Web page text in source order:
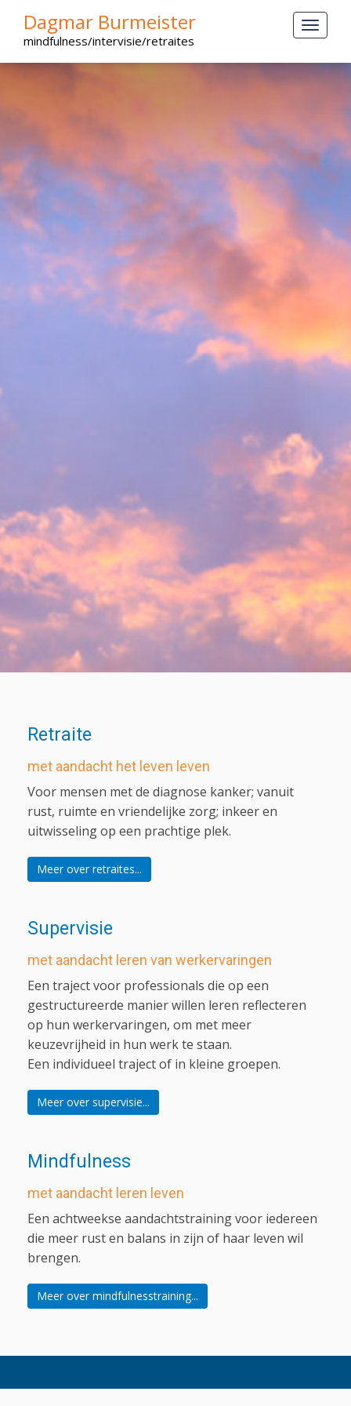
Dagmar Burmeister
mindfulness/intervisie/retraites
Retraite
met aandacht het leven leven
Voor mensen met de diagnose kanker; vanuit
rust, ruimte en vriendelijke zorg; inkeer en
uitwisseling op een prachtige plek.
Meer over retraites...
Supervisie
met aandacht leren van werkervaringen
Een traject voor professionals die op een
gestructureerde manier willen leren reflecteren
op hun werkervaringen, om met meer
keuzevrijheid in hun werk te staan.
Een individueel traject of in kleine groepen.
Meer over supervisie...
Mindfulness
met aandacht leren leven
Een achtweekse aandachtstraining voor iedereen
die meer rust en balans in zijn of haar leven wil
brengen.
Meer over mindfulnesstraining...